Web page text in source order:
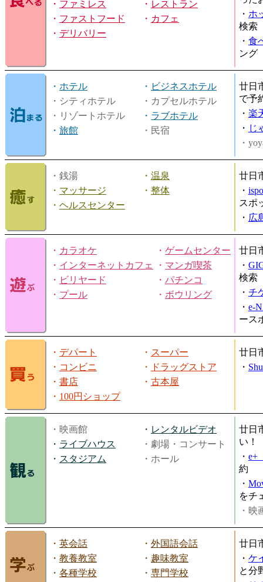
・ ファミレス ・ レストラン
・ ファストフード ・ カフェ
・ デリバリー
・ ホ
検索
・ 食
ング
・ ホテル ・ ビジネスホテル
・シティホテル
・カプセルホテル
・リゾートホテル
・ ラブホテル
・ 旅館 ・民宿
廿日
で予
・ 楽
・ じ
・
・銭湯 ・ 温泉
・ マッサージ ・ 整体
・ ヘルスセンター
廿日
・
スポ
・ 広
・ カラオケ ・ ゲームセンター
・ インターネットカフェ ・ マンガ喫茶
・ ビリヤード ・ パチンコ
・ プール ・ ボウリング
廿日
・
検索
・ チ
・ e-
ース
・ デパート ・ スーパー
・ コンビニ ・
ドラッグストア
・ 書店 ・ 古本屋
・ 100円ショップ
廿日
・
・映画館 ・ レンタルビデオ
・ ライブハウス
・劇場・コンサート
・ スタジアム ・ホール
廿日
い！
・ e+
約
・
をチ
・映
・ 英会話 ・ 外国語会話
・ 教養教室 ・ 趣味教室
・ 各種学校 ・ 専門学校
廿日
・ ケ
と分